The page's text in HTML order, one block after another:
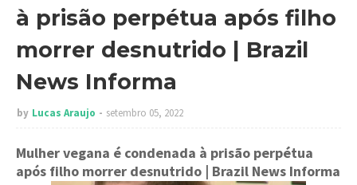
à prisão perpétua após filho
morrer desnutrido | Brazil
News Informa
by Lucas Araujo setembro 05, 2022
Mulher vegana é condenada à prisão perpétua
após filho morrer desnutrido | Brazil News Informa